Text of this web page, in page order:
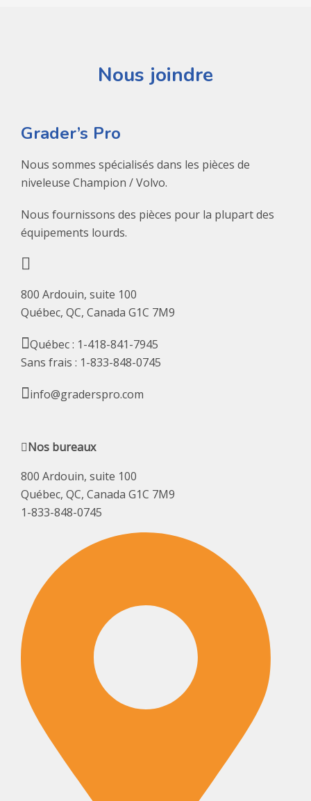
Nous joindre
Grader’s Pro
Nous sommes spécialisés dans les pièces de
niveleuse Champion / Volvo.
Nous fournissons des pièces pour la plupart des
équipements lourds.
800 Ardouin, suite 100
Québec, QC, Canada G1C 7M9
Québec : 1-418-841-7945
Sans frais : 1-833-848-0745
info@graderspro.com
Nos bureaux
800 Ardouin, suite 100
Québec, QC, Canada G1C 7M9
1-833-848-0745